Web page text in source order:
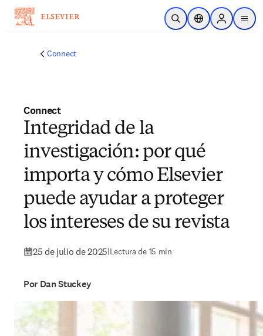
Saltar al contenido principal
Abrir búsqueda
Selector deSign in to
menu
Connect
Connect
Integridad de la
investigación: por qué
importa y cómo Elsevier
puede ayudar a proteger
los intereses de su revista
25 de julio de 2025|Lectura de 15 min
Por Dan Stuckey